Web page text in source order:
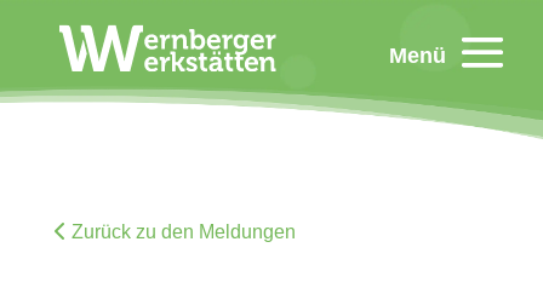
Menü
Zurück zu den Meldungen